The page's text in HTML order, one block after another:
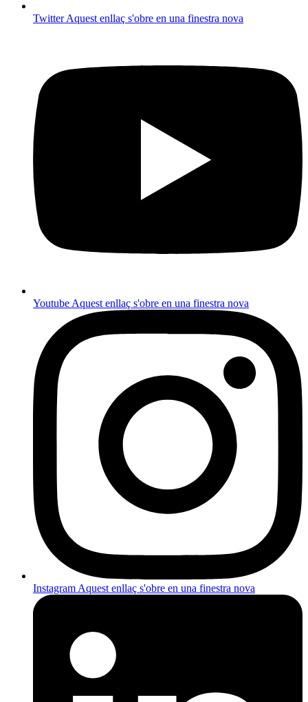
TwitterAquest enllaç s'obre en una finestra nova
Youtube Aquest enllaç s'obre en una finestra nova
Instagram Aquest enllaç s'obre en una finestra nova